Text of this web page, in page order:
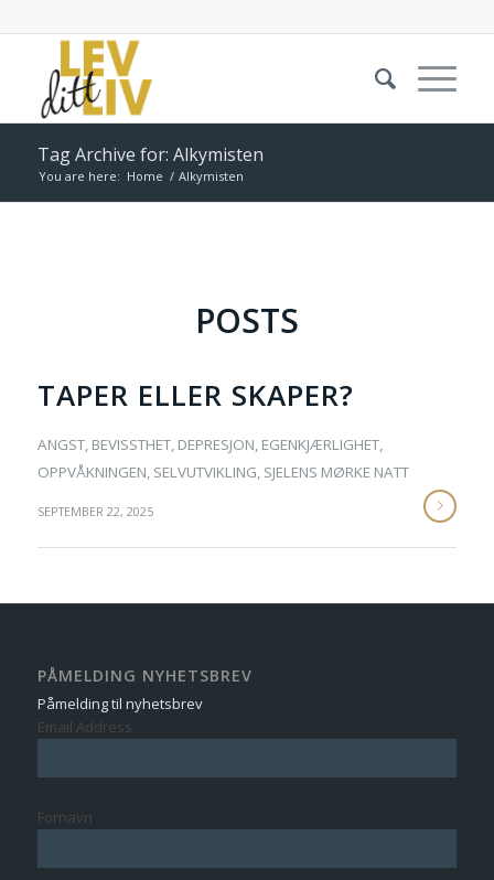
Tag Archive for: Alkymisten
You are here: Home / Alkymisten
POSTS
TAPER ELLER SKAPER?
ANGST, BEVISSTHET, DEPRESJON, EGENKJÆRLIGHET,
OPPVÅKNINGEN, SELVUTVIKLING, SJELENS MØRKE NATT
SEPTEMBER 22, 2025
PÅMELDING NYHETSBREV
Påmelding til nyhetsbrev
Email Address
Fornavn